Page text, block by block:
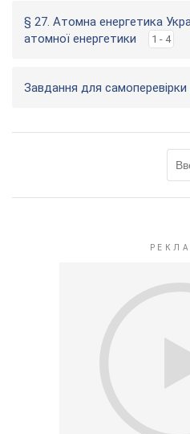
§ 27. Атомна енергетика
атомної енергетики
1 - 4
Завдання для самоперевірки